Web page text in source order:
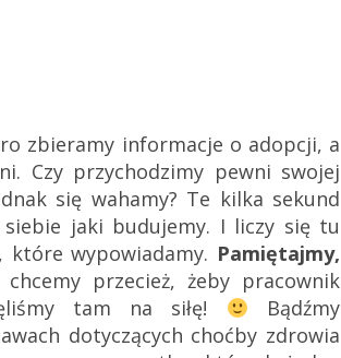
zbieramy informacje o adopcji, a
Czy przychodzimy pewni swojej
się wahamy? Te kilka sekund
jaki budujemy. I liczy się tu
które wypowiadamy. Pamiętajmy,
przecież, żeby pracownik
tam na siłę!
Bądźmy
dotyczących choćby zdrowia